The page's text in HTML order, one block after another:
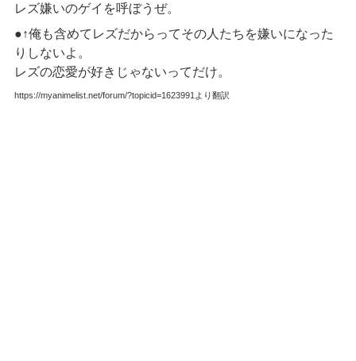
レズ嫌いのゲイを呼ぼうぜ。
●↑俺も含めてレズだからってその人たちを嫌いになった
りしないよ。
レズの恋愛が好きじゃないってだけ。
https://myanimelist.net/forum/?topicid=1623991より翻訳